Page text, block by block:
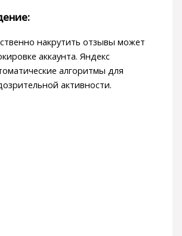
накрутить отзывы может
аккаунта. Яндекс
алгоритмы для
активности.